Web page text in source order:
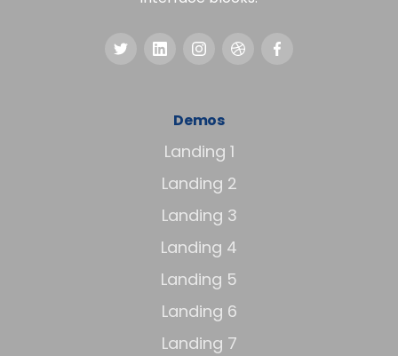
Demos
Landing 1
Landing 2
Landing 3
Landing 4
Landing 5
Landing 6
Landing 7